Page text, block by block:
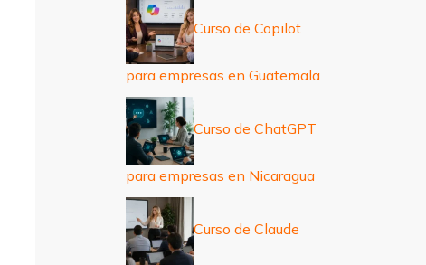
Curso de Copilot
para empresas en Guatemala
Curso de ChatGPT
para empresas en Nicaragua
Curso de Claude